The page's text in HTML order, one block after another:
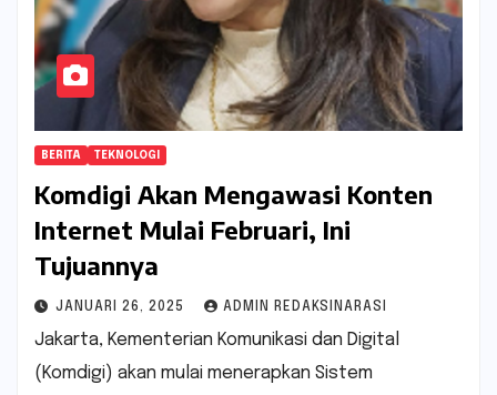
BERITA TEKNOLOGI
Komdigi Akan Mengawasi Konten
Internet Mulai Februari, Ini
Tujuannya
JANUARI 26, 2025 ADMIN REDAKSINARASI
Jakarta, Kementerian Komunikasi dan Digital
(Komdigi) akan mulai menerapkan Sistem